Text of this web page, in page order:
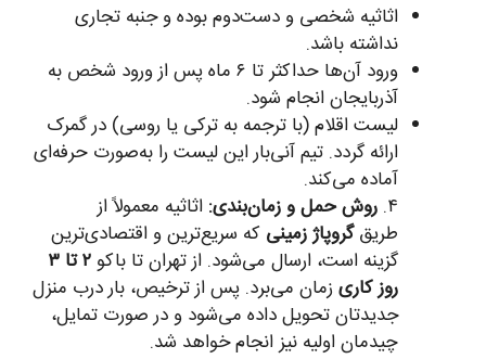
اثاثیه شخصی و دست‌دوم بوده و جنبه تجاری
نداشته باشد.
ورود آن‌ها حداکثر تا ۶ ماه پس از ورود شخص به
آذربایجان انجام شود.
لیست اقلام (با ترجمه به ترکی یا روسی) در گمرک
ارائه گردد. تیم آنی‌بار این لیست را به‌صورت حرفه‌ای
آماده می‌کند.
روش حمل و زمان‌بندی:اثاثیه معمولاً از
طریقگروپاژ زمینیکه سریع‌ترین و اقتصادی‌ترین
گزینه است، ارسال می‌شود. از تهران تا باکو
۲ تا ۳
روز کاریزمان می‌برد. پس از ترخیص، بار درب منزل
جدیدتان تحویل داده می‌شود و در صورت تمایل،
چیدمان اولیه نیز انجام خواهد شد.